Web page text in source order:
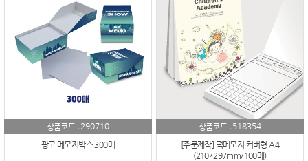
상품코드 :290710
광고 메모지박스 300매
상품코드 : 518354
[주문제작] 떡메모지 커버형 A4
(210*297mm/100매)